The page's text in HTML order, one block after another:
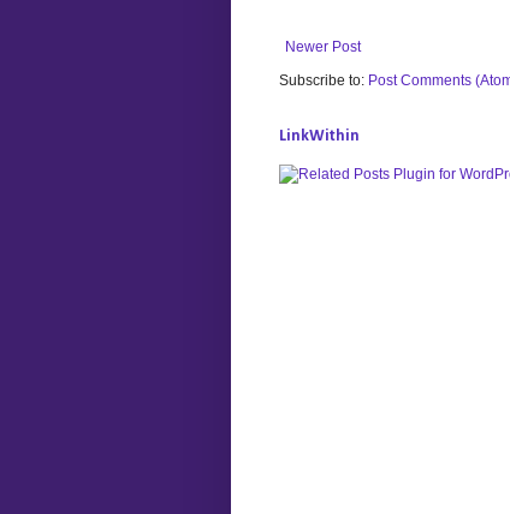
Newer Post
Subscribe to: Post Comments
LinkWithin